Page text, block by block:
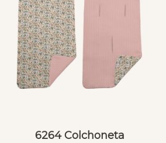
6264 Colchoneta